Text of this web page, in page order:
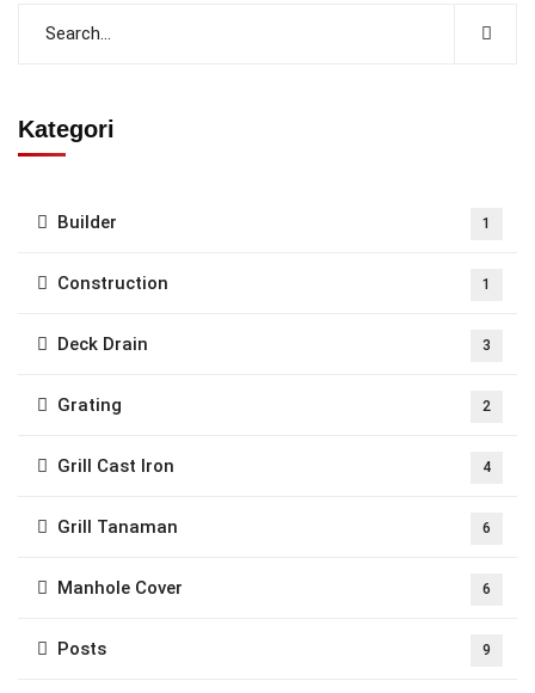
Kategori
Builder 1
Construction 1
Deck Drain 3
Grating 2
Grill Cast Iron 4
Grill Tanaman 6
Manhole Cover 6
Posts 9